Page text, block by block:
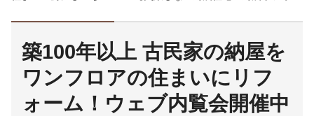
築100年以上 古民家の納屋を
ワンフロアの住まいにリフ
ォーム！ウェブ内覧会開催中